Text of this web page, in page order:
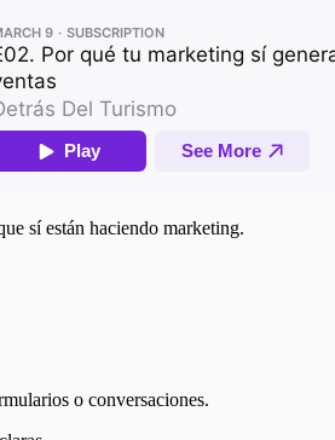
sí están haciendo marketing.
o conversaciones.